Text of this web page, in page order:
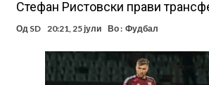
англиската Премиер лига
Играч на Барселона бесен го напушти
срцепарателните зборови на Флик
Кам-бек на терен за Мудрик по над 600
заМИнува на позајмица!?
Џејк Пол започнува голем напад на УФЦ
Прекините за хидрација станаа бизнис:
Стефан Ристовски прави
Од SD 20:21, 25 јули Во : Фудбал